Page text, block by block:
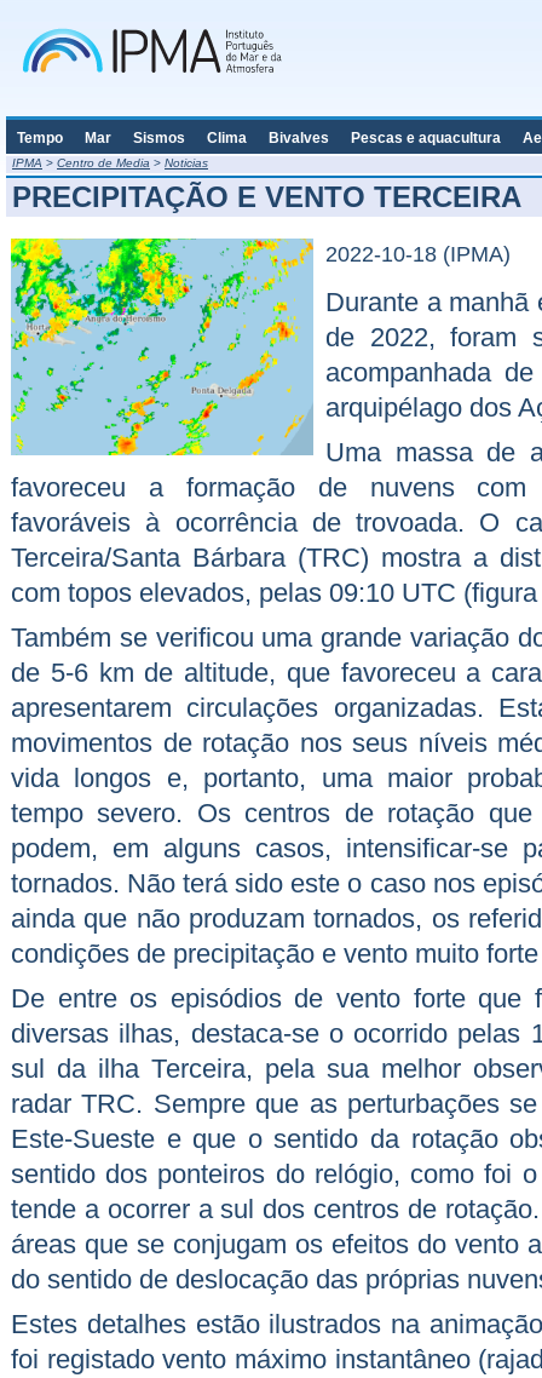
Tempo Mar Sismos Clima Bivalves Pescas e aquacultura
IPMA > Centro de Media > Noticias
PRECIPITAÇÃO E VENTO TERCEIRA
2022-10-18 (IPMA)
Durante a manhã
de 2022, foram
acompanhada
arquipélago dos
Uma massa de
favoreceu a formação de nuvens com
favoráveis à ocorrência de trovoada. O
Terceira/Santa Bárbara (TRC) mostra a
com topos elevados, pelas 09:10 UTC
Também se verificou uma grande variação
de 5-6 km de altitude, que favoreceu a
apresentarem circulações organizadas.
movimentos de rotação nos seus níveis
vida longos e, portanto, uma maior
tempo severo. Os centros de rotação
podem, em alguns casos, intensificar-se
tornados. Não terá sido este o caso nos
ainda que não produzam tornados, os
condições de precipitação e vento muito
De entre os episódios de vento forte que
diversas ilhas, destaca-se o ocorrido pelas
sul da ilha Terceira, pela sua melhor
radar TRC. Sempre que as perturbações
Este-Sueste e que o sentido da rotação
sentido dos ponteiros do relógio, como foi
tende a ocorrer a sul dos centros de
áreas que se conjugam os efeitos do vento
do sentido de deslocação das próprias
Estes detalhes estão ilustrados na
foi registado vento máximo instantâneo